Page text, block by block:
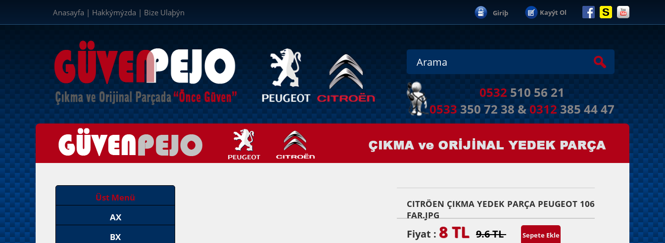
Anasayfa | Hakkýmýzda | Bize Ulaþýn Giriþ
0532 510 56 21
0533350 72 38 &0312385 44 47
Üst Menü
AX
BX
CITRÖEN ÇIKMA YEDEK PARÇA PEUGEOT 106
FAR.JPG
Fiyat : 8 TL 9.6 TL